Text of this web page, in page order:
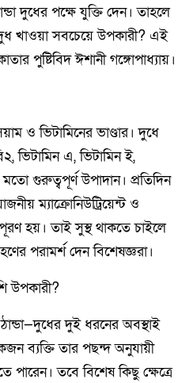
দুধের পক্ষে যুক্তি দেন। তাহলে
খাওয়া সবচেয়ে উপকারী? এই
পুষ্টিবিদ ঈশানী গঙ্গোপাধ্যায়।
ও ভিটামিনের ভাণ্ডার। দুধে
ভিটামিন এ, ভিটামিন ই,
গুরুত্বপূর্ণ উপাদান। প্রতিদিন
ম্যাক্রোনিউট্রিয়েন্ট ও
হয়। তাই সুস্থ থাকতে চাইলে
পরামর্শ দেন বিশেষজ্ঞরা।
উপকারী?
দুই ধরনের অবস্থাই
ব্যক্তি তার পছন্দ অনুযায়ী
তবে বিশেষ কিছু ক্ষেত্রে